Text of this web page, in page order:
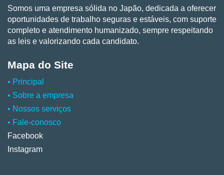
Somos uma empresa sólida no Japão, dedicada a oferecer
oportunidades de trabalho seguras e estáveis, com suporte
completo e atendimento humanizado, sempre respeitando
as leis e valorizando cada candidato.
Mapa do Site
• Principal
• Sobre a empresa
• Nossos serviços
• Fale-conosco
Facebook
Instagram